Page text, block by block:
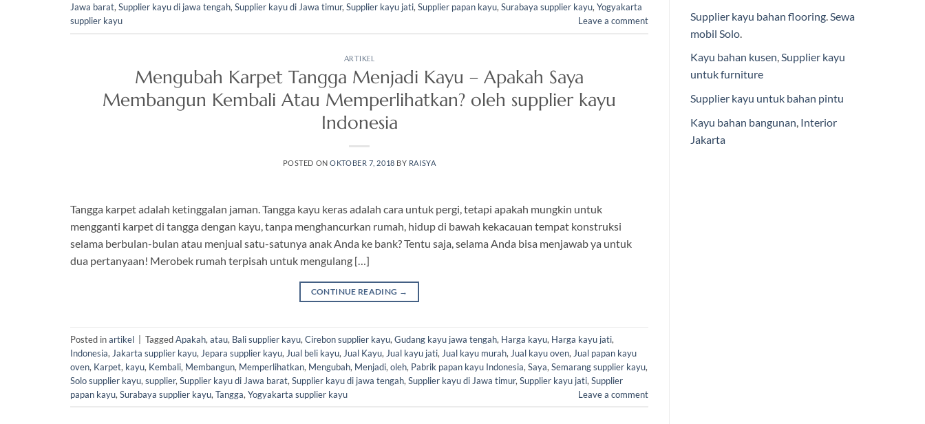
Jawa barat, Supplier kayu di jawa tengah, Supplier kayu di Jawa timur, Supplier kayu jati, Supplier papan kayu, Surabaya supplier kayu, Yogyakarta
supplier kayu
Leave a comment
ARTIKEL
Mengubah Karpet Tangga Menjadi Kayu – Apakah Saya
Membangun Kembali Atau Memperlihatkan? oleh supplier kayu
Indonesia
POSTED ONOKTOBER 7, 2018 BY RAISYA
Tangga karpet adalah ketinggalan jaman. Tangga kayu keras adalah cara untuk pergi, tetapi apakah mungkin untuk
mengganti karpet di tangga dengan kayu, tanpa menghancurkan rumah, hidup di bawah kekacauan tempat konstruksi
selama berbulan-bulan atau menjual satu-satunya anak Anda ke bank? Tentu saja, selama Anda bisa menjawab ya untuk
dua pertanyaan! Merobek rumah terpisah untuk mengulang […]
CONTINUE READING →
Posted inartikel TaggedApakah, atau, Bali supplier kayu, Cirebon supplier kayu, Gudang kayu jawa tengah, Harga kayu, Harga kayu jati,
Indonesia, Jakarta supplier kayu, Jepara supplier kayu, Jual beli kayu, Jual Kayu, Jual kayu jati, Jual kayu murah, Jual kayu oven, Jual papan kayu
oven, Karpet, kayu, Kembali, Membangun, Memperlihatkan, Mengubah, Menjadi, oleh, Pabrik papan kayu Indonesia, Saya, Semarang supplier kayu,
Solo supplier kayu, supplier, Supplier kayu di Jawa barat, Supplier kayu di jawa tengah, Supplier kayu di Jawa timur, Supplier kayu jati, Supplier
papan kayu, Surabaya supplier kayu, Tangga, Yogyakarta supplier kayu Leave a comment
Supplier kayu bahan flooring Sewa
mobil Solo
Kayu bahan kusen,Supplier kayu
untuk furniture
Supplier kayu untuk bahan pintu
Kayu bahan bangunan Interior
Jakarta